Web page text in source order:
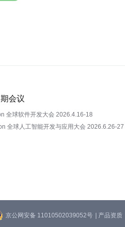
会议
全球软件开发大会 2026.4.16-18
全球人工智能开发与应用大会 2026.6.26-27
京公网安备 11010502039052号 | 产品资质